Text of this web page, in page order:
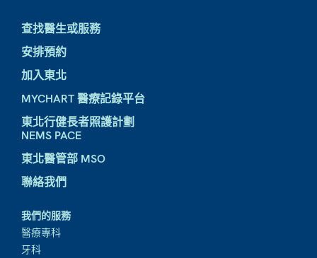
查找醫生或服務
安排預約
加入東北
MYCHART 醫療記錄平台
東北行健長者照護計劃
NEMS PACE
東北醫管部 MSO
聯絡我們
我們的服務
醫療專科
牙科